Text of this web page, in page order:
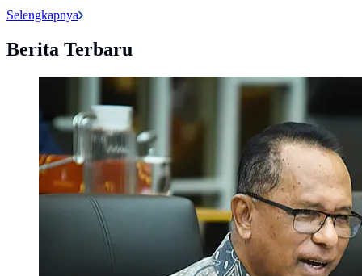
Selengkapnya
Berita Terbaru